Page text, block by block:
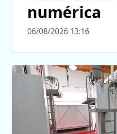
numérica
06/08/2026 13:16